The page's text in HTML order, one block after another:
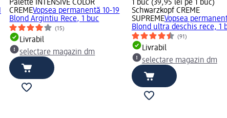
Palette INTENSIVE COLOR
CREMEVopsea permanentă 10-19
Blond Argintiu Rece, 1 buc
(15)
Livrabil
selectare magazin dm
1 buc (39,95 lei pe 1 buc)
Schwarzkopf CREME
SUPREMEVopsea
Blond ultra deschis rece, 1
(91)
Livrabil
selectare magazin dm